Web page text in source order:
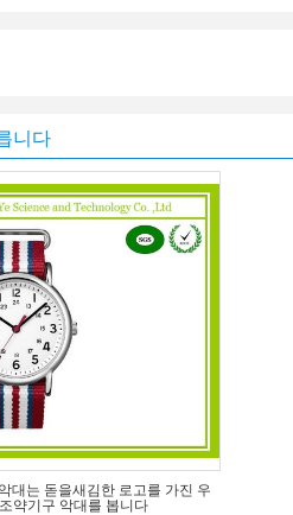
니다
대는 돋을새김한 로고를 가진 우
약기구 악대를 봅니다